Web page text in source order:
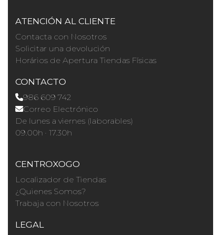
ATENCIÓN AL CLIENTE
Contacta con Nosotros
Solicitar una devolución
Horários de Apertura Tiendas Físicas
CONTACTO
986 609 742
Correo Electrónico
De lunes a viernes (laborables)
09.00h · 17.30h
CENTROXOGO
Localizador de Tiendas
¿Quienes Somos?
Trabaja con Nosotros
LEGAL